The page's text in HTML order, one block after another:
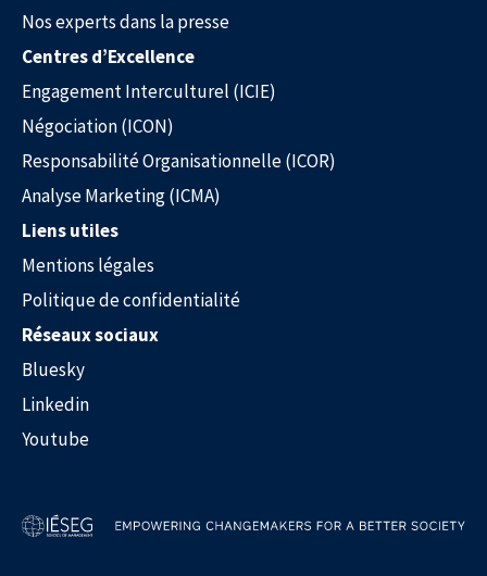
Nos experts dans la presse
Centres d’Excellence
Engagement Interculturel (ICIE)
Négociation (ICON)
Responsabilité Organisationnelle (ICOR)
Analyse Marketing (ICMA)
Liens utiles
Mentions légales
Politique de confidentialité
Réseaux sociaux
Bluesky
Linkedin
Youtube